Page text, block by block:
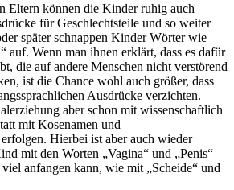
Eltern können die Kinder ruhig auch
für Geschlechtsteile und so weiter
später schnappen Kinder Wörter wie
auf. Wenn man ihnen erklärt, dass es dafür
die auf andere Menschen nicht verstörend
ist die Chance wohl auch größer, dass
Ausdrücke verzichten.
aber schon mit wissenschaftlich
mit Kosenamen und
Hierbei ist aber auch wieder
mit den Worten „Vagina“ und „Penis“
anfangen kann, wie mit „Scheide“ und